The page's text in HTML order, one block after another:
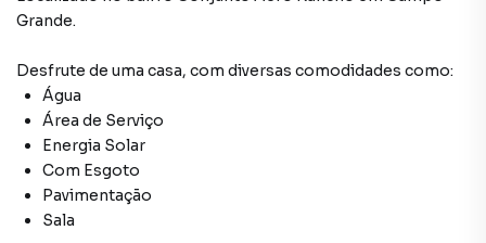
Grande.
Desfrute de uma casa, com diversas comodidades como:
Água
Área de Serviço
Energia Solar
Com Esgoto
Pavimentação
Sala